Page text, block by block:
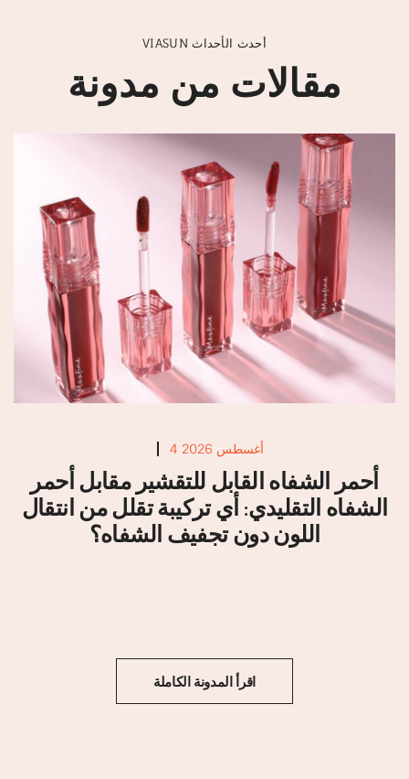
VIASUN أحدث الأحداث
مقالات من مدونة
4 أغسطس 2026
أحمر الشفاه القابل للتقشير مقابل أحمر
الشفاه التقليدي: أي تركيبة تقلل من انتقال
اللون دون تجفيف الشفاه؟
اقرأ المدونة الكاملة